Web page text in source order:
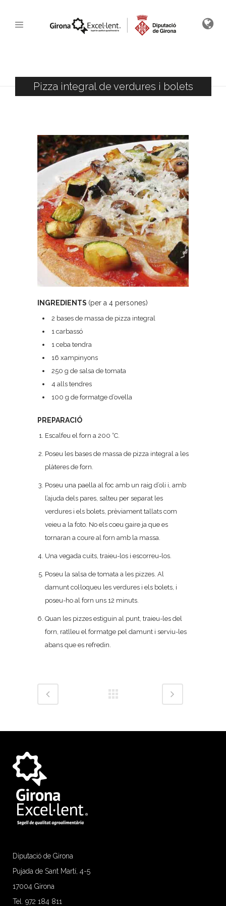
Pizza integral de verdures i bolets
INGREDIENTS (per a 4 persones)
2 bases de massa de pizza integral
1 carbassó
1 ceba tendra
16 xampinyons
250 g de salsa de tomata
4 alls tendres
100 g de formatge d’ovella
PREPARACIÓ
Escalfeu el forn a 200 °C.
Poseu les bases de massa de pizza integral a les
plàteres de forn.
Poseu una paella al foc amb un raig d’oli i, amb
l’ajuda dels pares, salteu per separat les
verdures i els bolets, prèviament tallats com
veieu a la foto. No els coeu gaire ja que es
tornaran a coure al forn amb la massa.
Una vegada cuits, traieu-los i escorreu-los.
Poseu la salsa de tomata a les pizzes. Al
damunt col·loqueu les verdures i els bolets, i
poseu-ho al forn uns 12 minuts.
Quan les pizzes estiguin al punt, traieu-les del
forn, ratlleu el formatge pel damunt i serviu-les
abans que es refredin.
Diputació de Girona
Pujada de Sant Martí, 4-5
17004 Girona
Tel. 972 184 811